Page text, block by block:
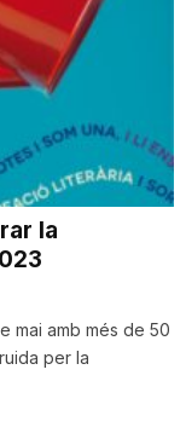
la
mai amb més de 50
per la